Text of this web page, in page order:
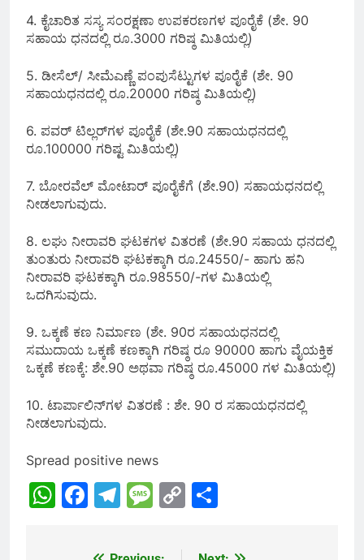
4. ಕೈಚಾರಿತ ಸಸ್ಯ ಸಂರಕ್ಷಣಾ ಉಪಕರಣಗಳ ಪೂರೈಕೆ (ಶೇ. 90
ಸಹಾಯ ಧನದಲ್ಲಿ ರೂ.3000 ಗರಿಷ್ಠ ಮಿತಿಯಲ್ಲಿ)
5. ಡೀಸೆಲ್/ ಸೀಮೆಎಣ್ಣೆ ಪಂಪುಸೆಟ್ಟುಗಳ ಪೂರೈಕೆ (ಶೇ. 90
ಸಹಾಯಧನದಲ್ಲಿ ರೂ.20000 ಗರಿಷ್ಠ ಮಿತಿಯಲ್ಲಿ)
6. ಪವರ್ ಟಿಲ್ಲರ್‌ಗಳ ಪೂರೈಕೆ (ಶೇ.90 ಸಹಾಯಧನದಲ್ಲಿ
ರೂ.100000 ಗರಿಷ್ಟ ಮಿತಿಯಲ್ಲಿ)
7. ಬೋರವೆಲ್ ಮೋಟಾರ್ ಪೂರೈಕೆಗೆ (ಶೇ.90) ಸಹಾಯಧನದಲ್ಲಿ
ನೀಡಲಾಗುವುದು.
8. ಲಘು ನೀರಾವರಿ ಘಟಕಗಳ ವಿತರಣೆ (ಶೇ.90 ಸಹಾಯ ಧನದಲ್ಲಿ
ತುಂತುರು ನೀರಾವರಿ ಘಟಕಕ್ಕಾಗಿ ರೂ.24550/- ಹಾಗು ಹನಿ
ನೀರಾವರಿ ಘಟಕಕ್ಕಾಗಿ ರೂ.98550/-ಗಳ ಮಿತಿಯಲ್ಲಿ
ಒದಗಿಸುವುದು.
9. ಒಕ್ಕಣೆ ಕಣ ನಿರ್ಮಾಣ (ಶೇ. 90ರ ಸಹಾಯಧನದಲ್ಲಿ
ಸಮುದಾಯ ಒಕ್ಕಣೆ ಕಣಕ್ಕಾಗಿ ಗರಿಷ್ಠ ರೂ 90000 ಹಾಗು ವೈಯಕ್ತಿಕ
ಒಕ್ಕಣೆ ಕಣಕ್ಕೆ: ಶೇ.90 ಅಥವಾ ಗರಿಷ್ಠ ರೂ.45000 ಗಳ ಮಿತಿಯಲ್ಲಿ)
10. ಟಾರ್ಪಾಲಿನ್‌ಗಳ ವಿತರಣೆ : ಶೇ. 90 ರ ಸಹಾಯಧನದಲ್ಲಿ
ನೀಡಲಾಗುವುದು.
Spread positive news
WhatsApp
Facebook
Telegram
Message
Copy